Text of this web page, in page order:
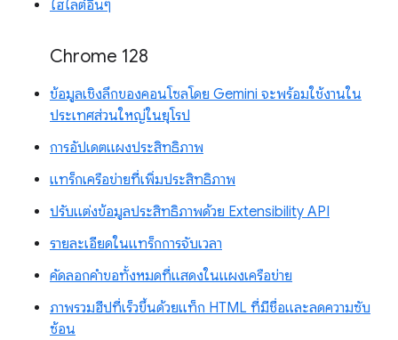
ไฮไลต์อื่นๆ
Chrome 128
ข้อมูลเชิงลึกของคอนโซลโดย Gemini จะพร้อมใช้งานใน
ประเทศส่วนใหญ่ในยุโรป
การอัปเดตแผงประสิทธิภาพ
แทร็กเครือข่ายที่เพิ่มประสิทธิภาพ
ปรับแต่งข้อมูลประสิทธิภาพด้วย Extensibility API
รายละเอียดในแทร็กการจับเวลา
คัดลอกคำขอทั้งหมดที่แสดงในแผงเครือข่าย
ภาพรวมฮีปที่เร็วขึ้นด้วยแท็ก HTML ที่มีชื่อและลดความซับ
ซ้อน